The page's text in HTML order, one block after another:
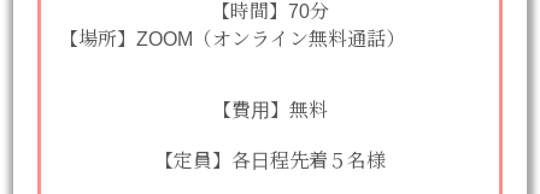
【時間】70分
【場所】ZOOM（オンライン無料通話）
【費用】無料
【定員】各日程先着５名様